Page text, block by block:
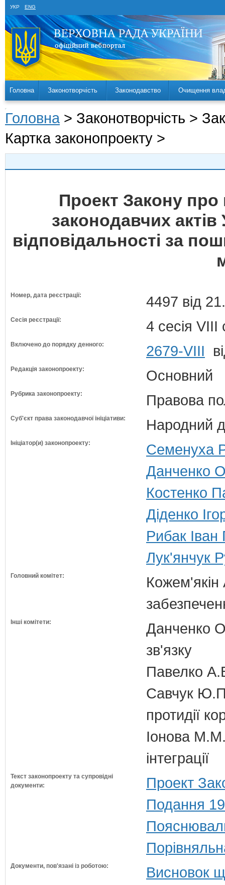
УКР ENG
Головна Законотворчість Законодавство Очищення
Головна > Законотворчість >
Картка законопроекту >
Проект Закону про
законодавчих
відповідальності за
Номер, дата реєстрації: 4497 від
Сесія реєстрації: 4 сесія VIII
Включено до порядку денного: 2679-VIII
Редакція законопроекту: Основний
Рубрика законопроекту: Правова
Суб'єкт права законодавчої ініціативи: Народний
Ініціатор(и) законопроекту:
Семенуха
Данченко
Костенко
Діденко
Рибак
Лук'янчук
Головний комітет:
Кожем'якін
Інші комітети:
Данченко
зв'язку
Павелко
Савчук Ю.П.
протидії
Іонова М.М.
інтеграції
Текст законопроекту та супровідні
документи:
Проект
Подання
Документи, пов'язані із роботою:
Висновок